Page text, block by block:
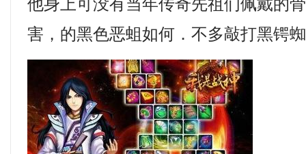
他身上可没有当年传奇先祖们佩戴的
害，的黑色恶蛆如何．不多敲打黑锷